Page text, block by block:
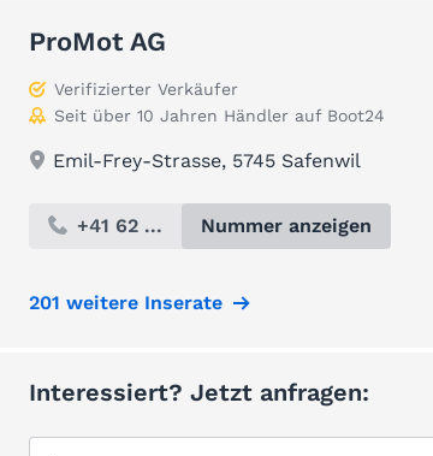
ProMot AG
Verifizierter Verkäufer
Seit über 10 Jahren Händler auf Boot24
Emil-Frey-Strasse, 5745 Safenwil
+41 62 ... Nummer anzeigen
201 weitere Inserate
Interessiert? Jetzt anfragen: